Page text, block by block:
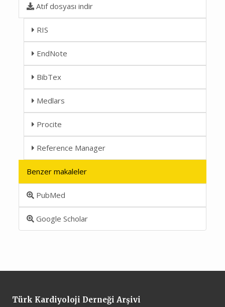
Atıf dosyası indir
RIS
EndNote
BibTex
Medlars
Procite
Reference Manager
Benzer makaleler
PubMed
Google Scholar
Türk Kardiyoloji Derneği Arşivi